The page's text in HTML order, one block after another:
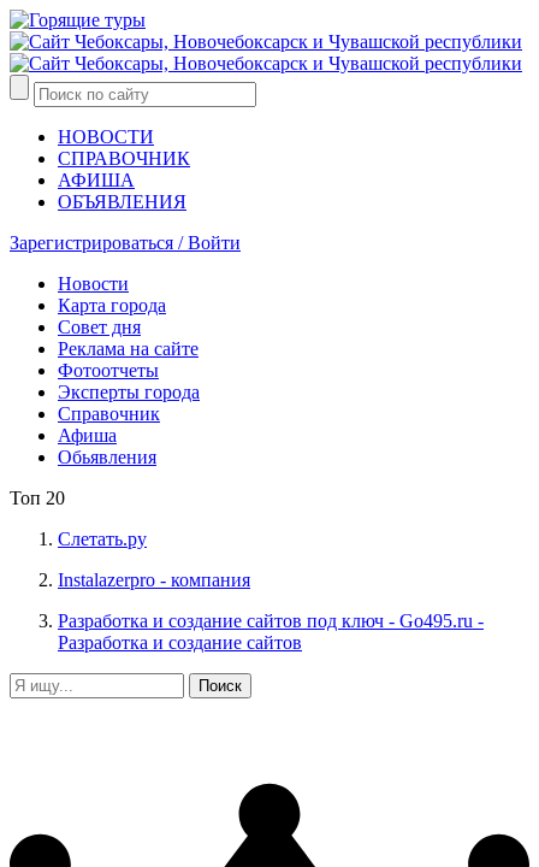
НОВОСТИ
СПРАВОЧНИК
АФИША
ОБЪЯВЛЕНИЯ
Зарегистрироваться / Войти
Новости
Карта города
Совет дня
Реклама на сайте
Фотоотчеты
Эксперты города
Справочник
Афиша
Обьявления
Топ 20
Слетать.ру
Instalazerpro - компания
Разработка и создание сайтов под ключ - Go495.ru -
Разработка и создание сайтов